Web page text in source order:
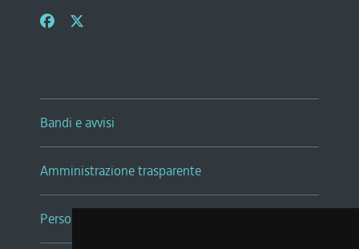
Bandi e avvisi
Amministrazione trasparente
Persone e Uffici